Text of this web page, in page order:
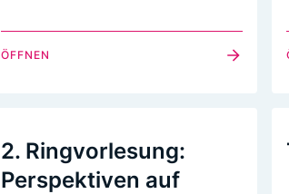
ÖFFNEN
2. Ringvorlesung:
Perspektiven auf